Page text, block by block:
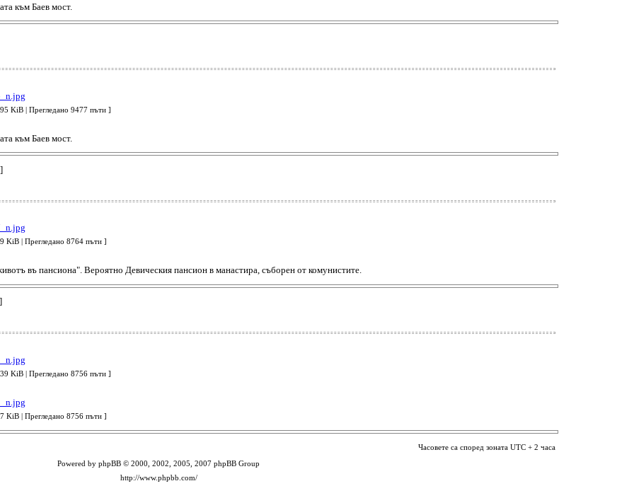
към Баев мост.
KiB | Прегледано 9477 пъти ]
към Баев мост.
| Прегледано 8764 пъти ]
въ пансиона". Вероятно Девическия пансион в манастира, съборен от комунистите.
KiB | Прегледано 8756 пъти ]
| Прегледано 8756 пъти ]
Часовете са според зоната UTC + 2 часа
Powered by phpBB © 2000, 2002, 2005, 2007 phpBB Group
http://www.phpbb.com/